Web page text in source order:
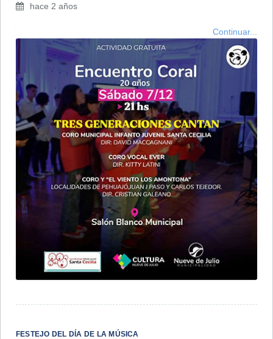
hace 2 años
Continuar...
FESTEJO DEL DÍA DE LA MÚSICA